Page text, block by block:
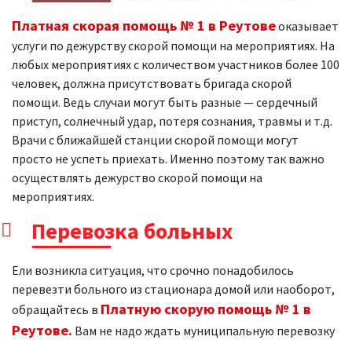
Платная скорая помощь № 1 в Реутовеоказывает
услуги по дежурству скорой помощи на мероприятиях. На
любых мероприятиях с количеством участников более 100
человек, должна присутствовать бригада скорой
помощи. Ведь случаи могут быть разные — сердечный
приступ, солнечный удар, потеря сознания, травмы и т.д.
Врачи с ближайшей станции скорой помощи могут
просто не успеть приехать. Именно поэтому так важно
осуществлять дежурство скорой помощи на
мероприятиях.
Перевозка больных
Ели возникла ситуация, что срочно понадобилось
перевезти больного из стационара домой или наоборот,
обращайтесь в Платную скорую помощь № 1 в
Реутове. Вам не надо ждать муниципальную перевозку